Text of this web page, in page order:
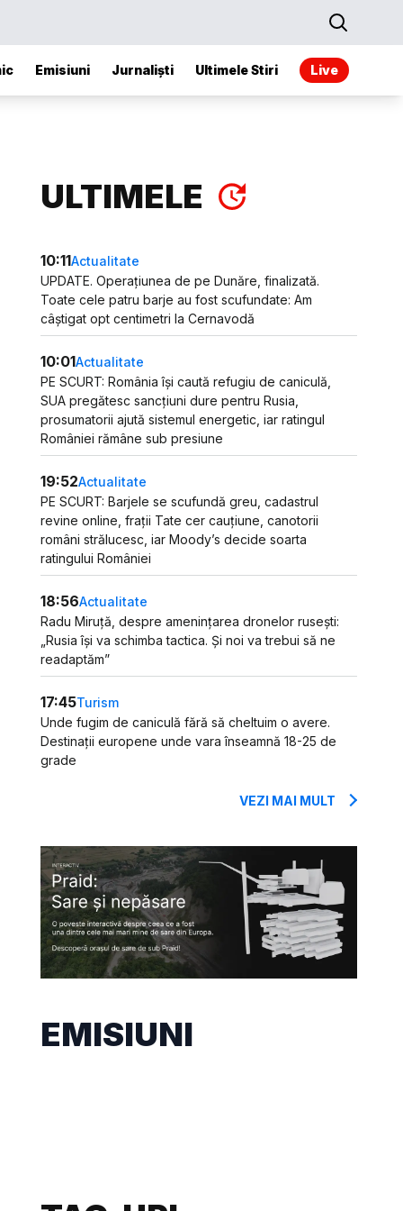
Emisiuni Jurnaliști Ultimele Stiri Live
ULTIMELE
10:11Actualitate
UPDATE. Operațiunea de pe Dunăre, finalizată.
Toate cele patru barje au fost scufundate: Am
câștigat opt centimetri la Cernavodă
10:01Actualitate
PE SCURT: România își caută refugiu de caniculă,
SUA pregătesc sancțiuni dure pentru Rusia,
prosumatorii ajută sistemul energetic, iar ratingul
României rămâne sub presiune
19:52Actualitate
PE SCURT: Barjele se scufundă greu, cadastrul
revine online, frații Tate cer cauțiune, canotorii
români strălucesc, iar Moody’s decide soarta
ratingului României
18:56Actualitate
Radu Miruță, despre amenințarea dronelor rusești:
„Rusia își va schimba tactica. Și noi va trebui să ne
readaptăm”
17:45Turism
Unde fugim de caniculă fără să cheltuim o avere.
Destinații europene unde vara înseamnă 18-25 de
grade
VEZI MAI MULT
EMISIUNI